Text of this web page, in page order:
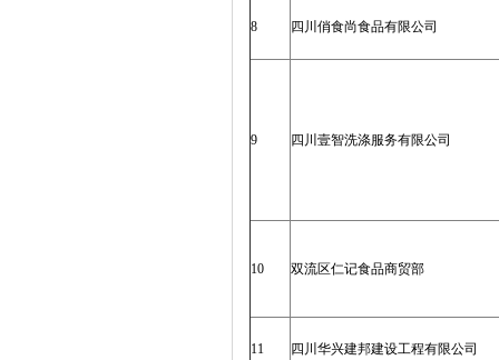
8 四川俏食尚食品有限公司
9 四川壹智洗涤服务有限公司
10 双流区仁记食品商贸部
11 四川华兴建邦建设工程有限公司